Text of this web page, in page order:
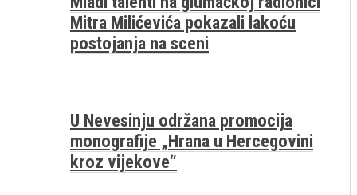
Mitra Milićevića pokazali lakoću
postojanja na sceni
U Nevesinju održana promocija
monografije „Hrana u Hercegovini
kroz vijekove“